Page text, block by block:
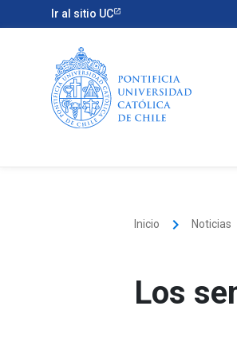
Ir al sitio UC
Inicio keyboard_arrow_right Noticias
Los